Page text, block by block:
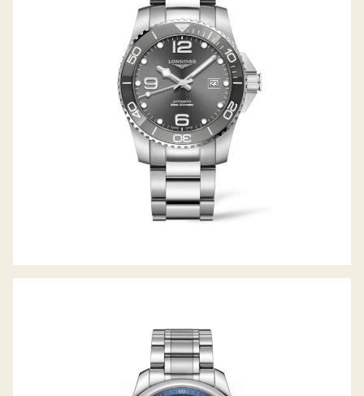
HYDROCONQUEST
THE MASTER COLLECTION